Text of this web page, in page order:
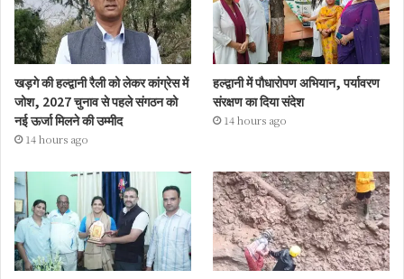
खड़गे की हल्द्वानी रैली को लेकर कांग्रेस में
जोश, 2027 चुनाव से पहले संगठन को
नई ऊर्जा मिलने की उम्मीद
14 hours ago
हल्द्वानी में पौधारोपण अभियान, पर्यावरण
संरक्षण का दिया संदेश
14 hours ago